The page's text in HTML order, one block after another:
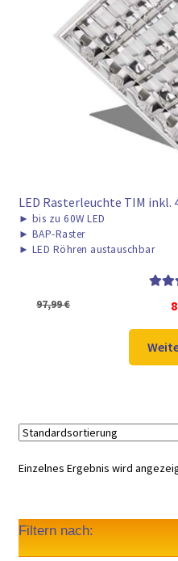
LED Rasterleuchte TIM inkl.
► bis zu 60W LED
► BAP-Raster
► LED Röhren austauschbar
97,99€
Einzelnes Ergebnis wird
Filtern nach: